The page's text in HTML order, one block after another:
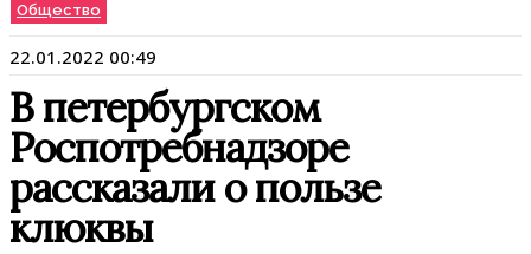
Общество
22.01.2022 00:49
В петербургском
Роспотребнадзоре
рассказали о пользе
клюквы